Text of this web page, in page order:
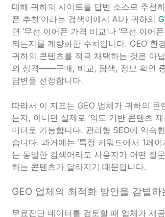
대해 귀하의 사이트를 답변 소스로 추천
폰 추천’이라는 검색어에서 AI가 귀하의
면 ‘무선 이어폰 가격 비교’나 ‘무선 이어
되는지를 계량화한 수치입니다. GEO 환
귀하의 콘텐츠를 적극 채택하는 것은 아
의 성격——구매, 비교, 탐색, 정보 확인
답변을 선정합니다.
따라서 이 지표는 GEO 업체가 귀하의 콘
는지, 아니면 실제로 ‘의도 기반 콘텐츠
미터로 기능합니다. 관리형 SEO에 익숙
습니다. 과거에는 ‘특정 키워드에서 1페
는 동일한 검색어라도 사용자가 어떤 질
하는 콘텐츠가 달라지기 때문입니다.
GEO 업체의 최적화 방안을 감별
무료진단 데이터를 검토할 때 업체가 제